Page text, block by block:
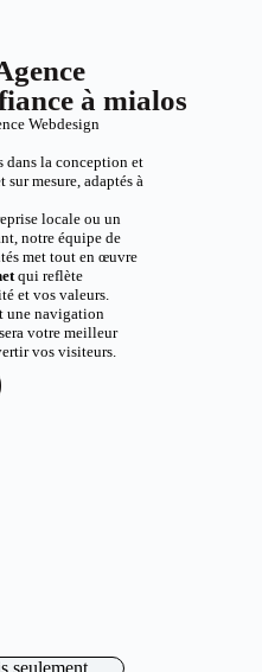
à mialos
Webdesign
dans la conception et
mesure, adaptés à
locale ou un
notre équipe de
met tout en œuvre
qui reflète
et vos valeurs.
une navigation
votre meilleur
vos visiteurs.
seulement